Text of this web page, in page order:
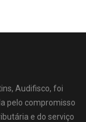
Audifisco, foi
pelo compromisso
e do serviço